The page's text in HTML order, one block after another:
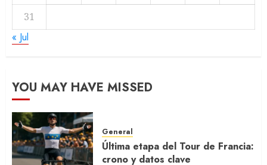
31
« Jul
YOU MAY HAVE MISSED
General
Última etapa del Tour de Francia:
crono y datos clave